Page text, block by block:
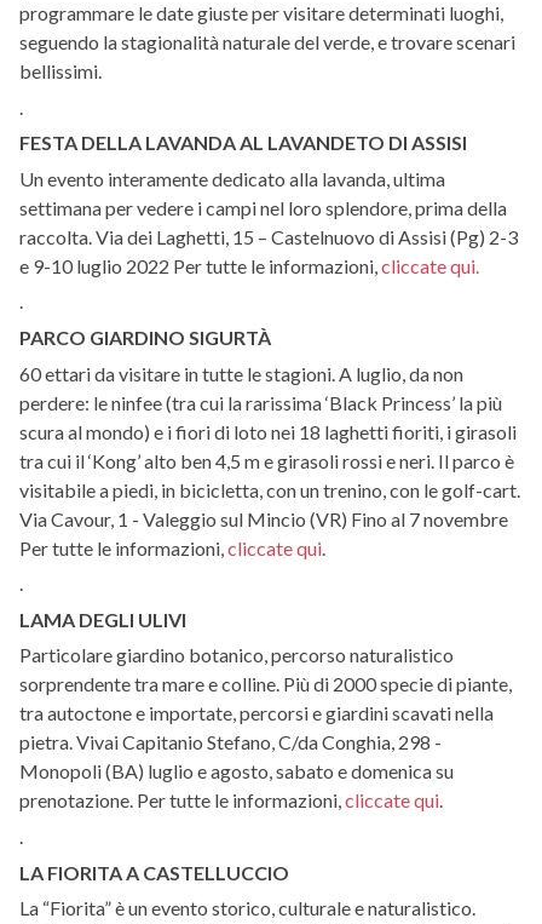
programmare le date giuste per visitare determinati luoghi,
seguendo la stagionalità naturale del verde, e trovare scenari
bellissimi.
FESTA DELLA LAVANDA AL LAVANDETO DI ASSISI
Un evento interamente dedicato alla lavanda, ultima
settimana per vedere i campi nel loro splendore, prima della
raccolta. Via dei Laghetti, 15 – Castelnuovo di Assisi (Pg) 2-3
e 9-10 luglio 2022 Per tutte le informazioni, cliccate qui.
.
PARCO GIARDINO SIGURTÀ
60 ettari da visitare in tutte le stagioni. A luglio, da non
perdere: le ninfee (tra cui la rarissima ‘Black Princess’ la più
scura al mondo) e i fiori di loto nei 18 laghetti fioriti, i girasoli
tra cui il ‘Kong’ alto ben 4,5 m e girasoli rossi e neri. Il parco è
visitabile a piedi, in bicicletta, con un trenino, con le golf-cart.
Via Cavour, 1 - Valeggio sul Mincio (VR) Fino al 7 novembre
Per tutte le informazioni, cliccate qui
.
LAMA DEGLI ULIVI
Particolare giardino botanico, percorso naturalistico
sorprendente tra mare e colline. Più di 2000 specie di piante,
tra autoctone e importate, percorsi e giardini scavati nella
pietra. Vivai Capitanio Stefano, C/da Conghia, 298 -
Monopoli (BA) luglio e agosto, sabato e domenica su
prenotazione. Per tutte le informazioni,cliccate qui.
.
LA FIORITA A CASTELLUCCIO
La “Fiorita” è un evento storico, culturale e naturalistico.